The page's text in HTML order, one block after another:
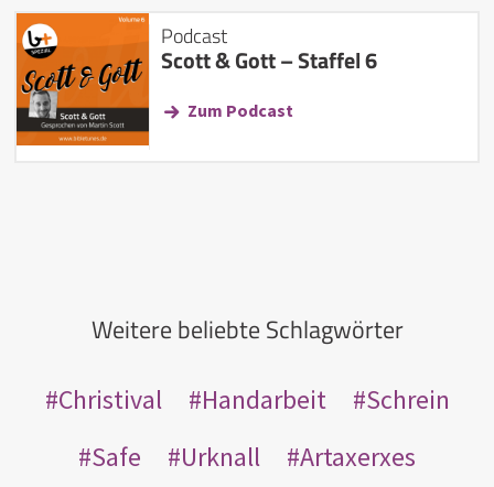
Podcast
Scott & Gott – Staffel 6
Zum Podcast
Weitere beliebte Schlagwörter
Christival Handarbeit
Schrein
Safe
Urknall
Artaxerxes